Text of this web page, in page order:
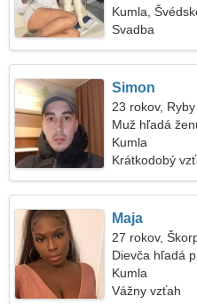
Kumla,
Svadba
Simon
23 rokov, Ryby
Muž hľadá
Kumla
Krátkodobý
Maja
27 rokov,
Dievča hľadá
Kumla
Vážny vzťah